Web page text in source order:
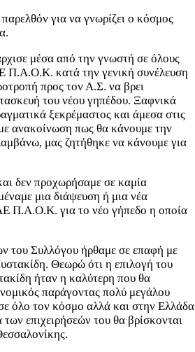
για να γνωρίζει ο κόσμος
μέσα από την γνωστή σε όλους
Π.Α.Ο.Κ. κατά την γενική συνέλευση
προς τον Α.Σ. να βρει
του νέου γηπέδου. Ξαφνικά
ξεκρέμαστος και άμεσα στις
ανακοίνωση πως θα κάνουμε την
μας ζητήθηκε να κάνουμε για
δεν προχωρήσαμε σε καμία
μια διάψευση ή μια νέα
Π.Α.Ο.Κ. για το νέο γήπεδο η οποία
του Συλλόγου ήρθαμε σε επαφή με
Θεωρώ ότι η επιλογή του
ήταν η καλύτερη που θα
παράγοντας πολύ μεγάλου
όλο τον κόσμο αλλά και στην Ελλάδα
επιχειρήσεών του θα βρίσκονται